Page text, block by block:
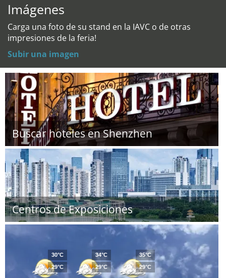
Imágenes
Carga una foto de su stand en la IAVC o de otras
impresiones de la feria!
Subir una imagen
Buscar hoteles en Shenzhen
Centros de Exposiciones
30°C
29°C
34°C
29°C
35°C
29°C